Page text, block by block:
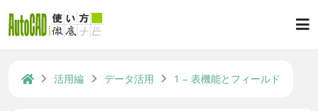
活用編 データ活用 1 – 表機能とフィールド